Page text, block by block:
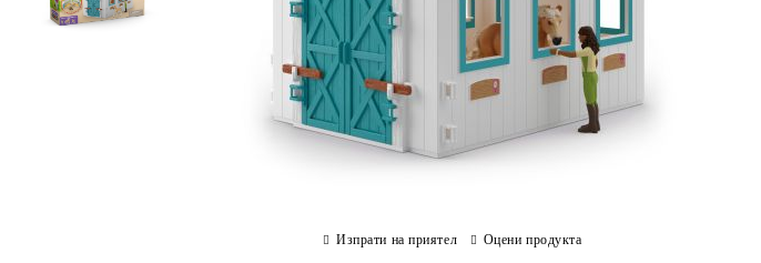
Изпрати на приятел Оцени продукта